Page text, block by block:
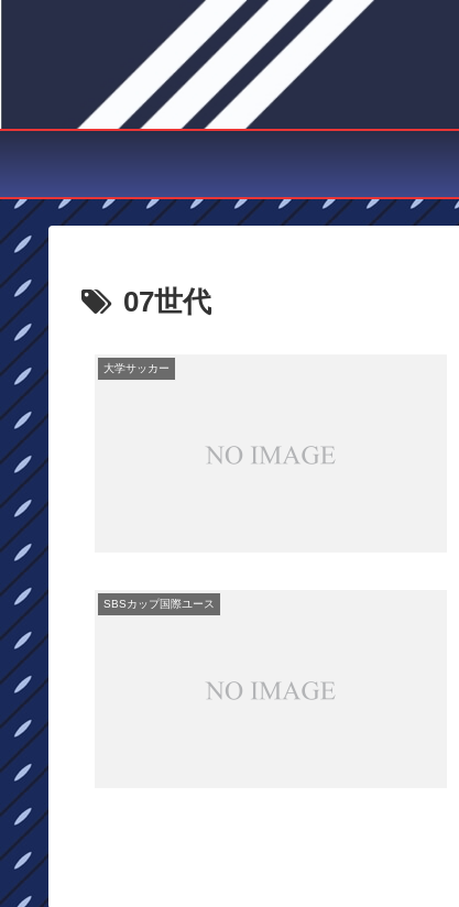
07世代
大学サッカー
SBSカップ国際ユース